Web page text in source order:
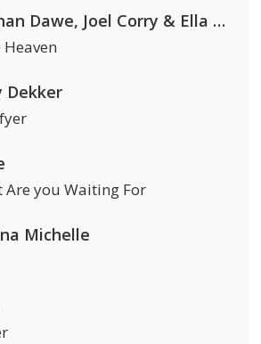
Nathan Dawe, Joel Corry & Ella Henderson
Dekker
Are you Waiting For
Michelle